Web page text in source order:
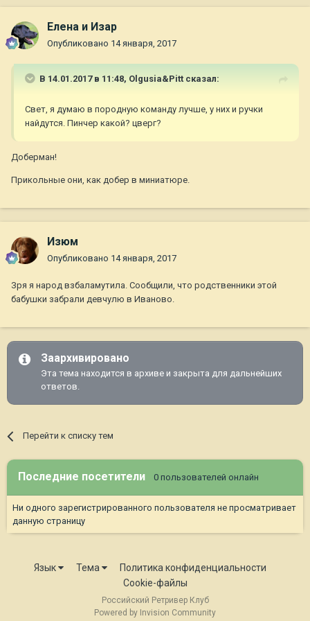
Елена и Изар
Опубликовано 14 января, 2017
В 14.01.2017 в 11:48, Olgusia&Pitt сказал:
Свет, я думаю в породную команду лучше, у них и ручки
найдутся. Пинчер какой? цверг?
Доберман!
Прикольные они, как добер в миниатюре.
Изюм
Опубликовано 14 января, 2017
Зря я народ взбаламутила. Сообщили, что родственники этой
бабушки забрали девчулю в Иваново.
Заархивировано
Эта тема находится в архиве и закрыта для дальнейших
ответов.
Перейти к списку тем
Последние посетители 0 пользователей онлайн
Ни одного зарегистрированного пользователя не просматривает
данную страницу
Язык Тема
Политика конфиденциальности
Cookie-файлы
Российский Ретривер Клуб
Powered by Invision Community